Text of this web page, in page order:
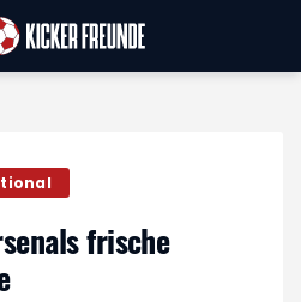
frische